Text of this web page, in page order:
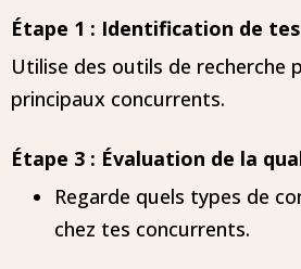
Étape 1 : Identification de
Utilise des outils de
principaux concurrents.
Étape 3 : Évaluation de la
Regarde quels types de
chez tes concurrents.